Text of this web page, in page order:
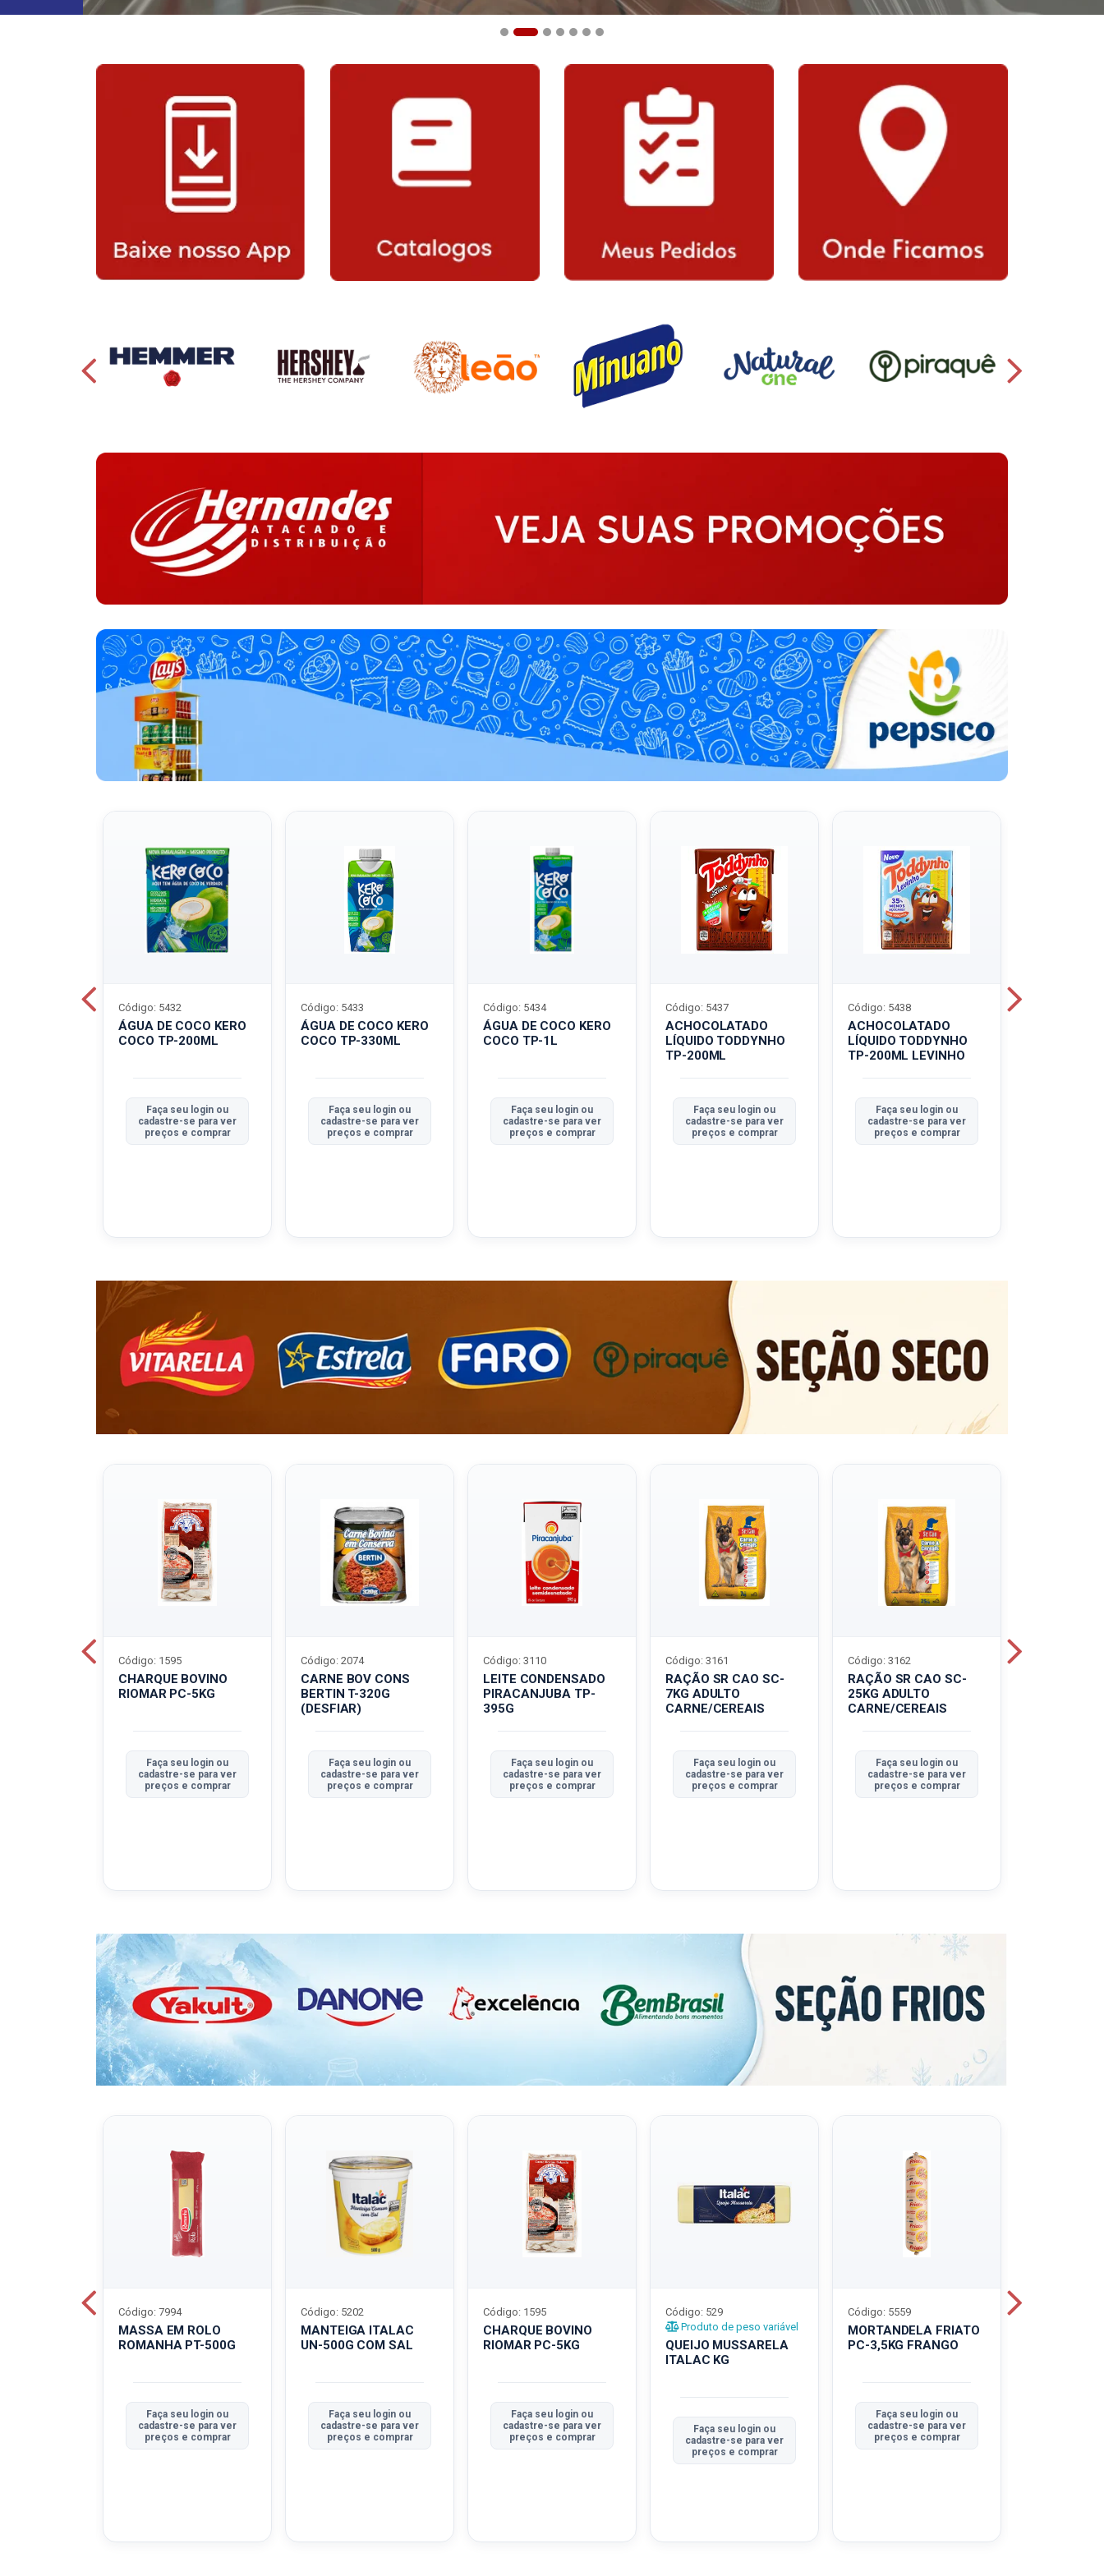
ÁGUA DE COCO KERO
COCO TP-200ML
Código: 5432
Faça seu login ou
cadastre-se para ver
preços e comprar
ÁGUA DE COCO KERO
COCO TP-330ML
Código: 5433
Faça seu login ou
cadastre-se para ver
preços e comprar
ÁGUA DE COCO KERO
COCO TP-1L
Código: 5434
Faça seu login ou
cadastre-se para ver
preços e comprar
ACHOCOLATADO
LÍQUIDO TODDYNHO
TP-200ML
Código: 5437
Faça seu login ou
cadastre-se para ver
preços e comprar
ACHOCOLATADO
LÍQUIDO TODDYNHO
TP-200ML LEVINHO
Código: 5438
Faça seu login ou
cadastre-se para ver
preços e comprar
CHARQUE BOVINO
RIOMAR PC-5KG
Código: 1595
Faça seu login ou
cadastre-se para ver
preços e comprar
CARNE BOV CONS
BERTIN T-320G
(DESFIAR)
Código: 2074
Faça seu login ou
cadastre-se para ver
preços e comprar
LEITE CONDENSADO
PIRACANJUBA TP-
395G
Código: 3110
Faça seu login ou
cadastre-se para ver
preços e comprar
RAÇÃO SR CAO SC-
7KG ADULTO
CARNE/CEREAIS
Código: 3161
Faça seu login ou
cadastre-se para ver
preços e comprar
RAÇÃO SR CAO SC-
25KG ADULTO
CARNE/CEREAIS
Código: 3162
Faça seu login ou
cadastre-se para ver
preços e comprar
MASSA EM ROLO
ROMANHA PT-500G
Código: 7994
Faça seu login ou
cadastre-se para ver
preços e comprar
MANTEIGA ITALAC
UN-500G COM SAL
Código: 5202
Faça seu login ou
cadastre-se para ver
preços e comprar
CHARQUE BOVINO
RIOMAR PC-5KG
Código: 1595
Faça seu login ou
cadastre-se para ver
preços e comprar
QUEIJO MUSSARELA
ITALAC KG
Código: 529
Produto de peso variável
Faça seu login ou
cadastre-se para ver
preços e comprar
MORTANDELA FRIATO
PC-3,5KG FRANGO
Código: 5559
Faça seu login ou
cadastre-se para ver
preços e comprar